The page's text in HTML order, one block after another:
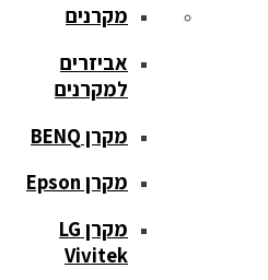
מקרנים
אביזרים
למקרנים
מקרן BENQ
מקרן Epson
מקרן LG
Vivitek